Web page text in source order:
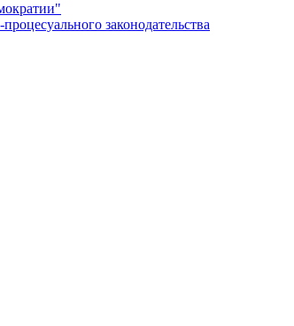
законодательства